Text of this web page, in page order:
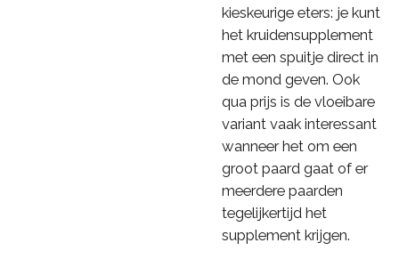
kieskeurige eters: je kunt
het kruidensupplement
met een spuitje direct in
de mond geven. Ook
qua prijs is de vloeibare
variant vaak interessant
wanneer het om een
groot paard gaat of er
meerdere paarden
tegelijkertijd het
supplement krijgen.